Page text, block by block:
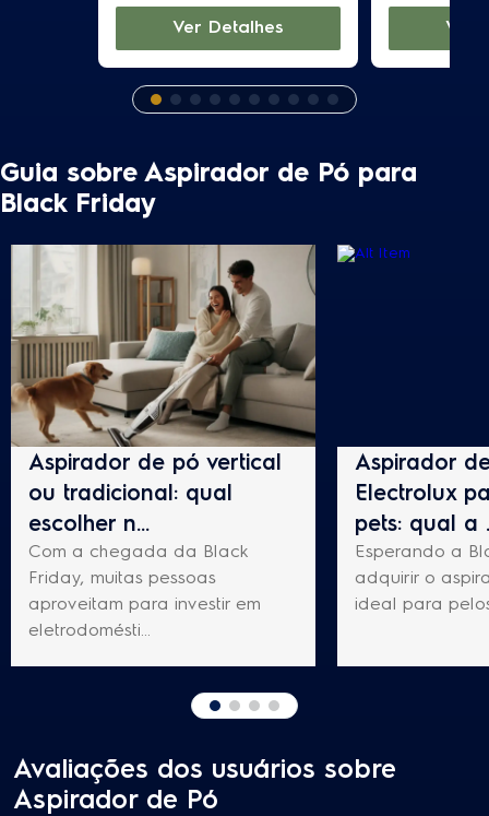
Ver Detalhes Ver
Guia sobre Aspirador de Pó para
Black Friday
Aspirador de pó vertical
ou tradicional: qual
escolher n...
Com a chegada da Black
Friday, muitas pessoas
aproveitam para investir em
eletrodomésti...
Aspirador
Electrolux
pets: qual a
Esperando a
adquirir o
ideal para
Avaliações dos usuários sobre
Aspirador de Pó